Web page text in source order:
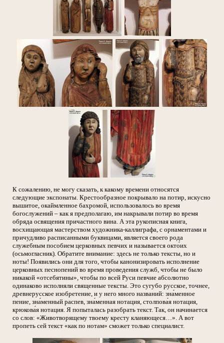
К сожалению, не могу сказать, к какому времени относятся
следующие экспонаты. Крестообразное покрывало на потир, искусно
вышитое, окаймленное бахромой, использовалось во время
богослужений – как я предполагаю, им накрывали потир во время
обряда освящения причастного вина. А эта рукописная книга,
восхищающая мастерством художника-каллиграфа, с орнаментами и
причудливо расписанными буквицами, является своего рода
служебным пособием церковных певчих и называется окто́их
(осьмогласник). Обратите внимание: здесь не только тексты, но и
ноты! Появились они для того, чтобы канонизировать исполнение
церковных песнопений во время проведения служб, чтобы не было
никакой «отсебятины», чтобы по всей Руси певчие абсолютно
одинаково исполняли священные тексты. Это сугубо русское, точнее,
древнерусское изобретение, и у него много названий: зна́менное
пение, зна́менный распев, зна́менная нотация, столпова́я нотация,
крюкова́я нотация. Я попыталась разобрать текст. Так, он начинается
со слов: «Животворящему твоему кресту кланяющеся…». А вот
пропеть сей текст «как по нотам» сможет только специалист.